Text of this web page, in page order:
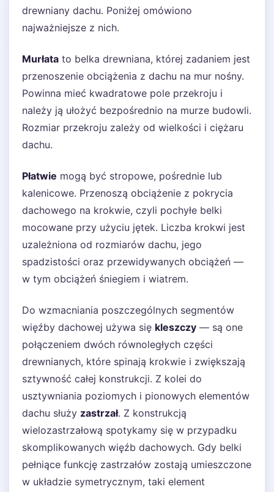
drewniany dachu. Poniżej omówiono
najważniejsze z nich.
Murłata to belka drewniana, której zadaniem jest
przenoszenie obciążenia z dachu na mur nośny.
Powinna mieć kwadratowe pole przekroju i
należy ją ułożyć bezpośrednio na murze budowli.
Rozmiar przekroju zależy od wielkości i ciężaru
dachu.
Płatwie mogą być stropowe, pośrednie lub
kalenicowe. Przenoszą obciążenie z pokrycia
dachowego na krokwie, czyli pochyłe belki
mocowane przy użyciu jętek. Liczba krokwi jest
uzależniona od rozmiarów dachu, jego
spadzistości oraz przewidywanych obciążeń —
w tym obciążeń śniegiem i wiatrem.
Do wzmacniania poszczególnych segmentów
więźby dachowej używa się kleszczy — są one
połączeniem dwóch równoległych części
drewnianych, które spinają krokwie i zwiększają
sztywność całej konstrukcji. Z kolei do
usztywniania poziomych i pionowych elementów
dachu służy zastrzał. Z konstrukcją
wielozastrzałową spotykamy się w przypadku
skomplikowanych więźb dachowych. Gdy belki
pełniące funkcję zastrzałów zostają umieszczone
w układzie symetrycznym, taki element